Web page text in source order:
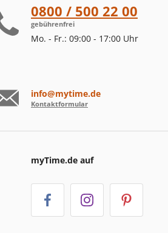
0800 / 500 22 00
gebührenfrei
Mo. - Fr.: 09:00 - 17:00 Uhr
info@mytime.de
Kontaktformular
myTime.de auf